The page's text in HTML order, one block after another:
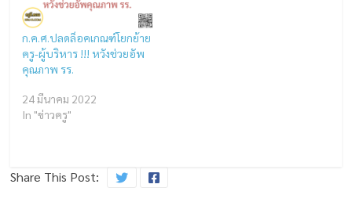
ก.ค.ศ.ปลดล็อคเกณฑ์โยกย้าย
ครู-ผู้บริหาร !!! หวังช่วยอัพ
คุณภาพ รร.
24 มีนาคม 2022
In "ข่าวครู"
Share This Post: